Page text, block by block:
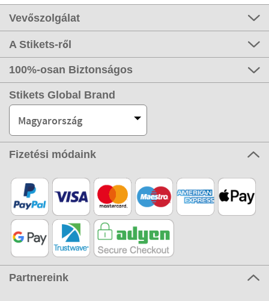
Vevőszolgálat
A Stikets-ről
100%-osan Biztonságos
Stikets Global Brand
Magyarország
Fizetési módaink
Partnereink